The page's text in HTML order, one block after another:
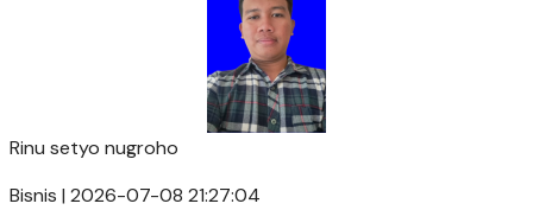
Rinu setyo nugroho
Bisnis | 2026-07-08 21:27:04